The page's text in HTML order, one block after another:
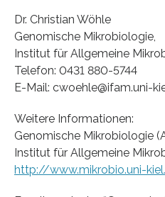
Dr. Christian Wöhle
Genomische Mikrobiologie,
Institut für Allgemeine
Telefon: 0431 880-5744
E-Mail: cwoehle@ifam.uni-
Weitere Informationen:
Genomische Mikrobiologie
Institut für Allgemeine
http://www.mikrobio.uni-